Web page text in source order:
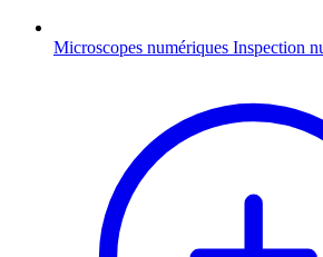
Microscopes numériques Inspection